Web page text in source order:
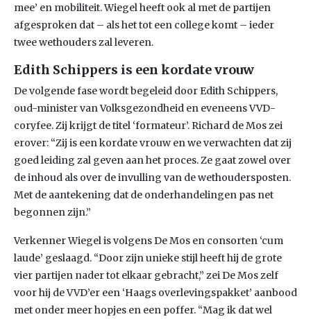
mee’ en mobiliteit. Wiegel heeft ook al met de partijen
afgesproken dat – als het tot een college komt – ieder
twee wethouders zal leveren.
Edith Schippers is een kordate vrouw
De volgende fase wordt begeleid door Edith Schippers,
oud-minister van Volksgezondheid en eveneens VVD-
coryfee. Zij krijgt de titel ‘formateur’. Richard de Mos zei
erover: “Zij is een kordate vrouw en we verwachten dat zij
goed leiding zal geven aan het proces. Ze gaat zowel over
de inhoud als over de invulling van de wethoudersposten.
Met de aantekening dat de onderhandelingen pas net
begonnen zijn.”
Verkenner Wiegel is volgens De Mos en consorten ‘cum
laude’ geslaagd. “Door zijn unieke stijl heeft hij de grote
vier partijen nader tot elkaar gebracht,” zei De Mos zelf
voor hij de VVD’er een ‘Haags overlevingspakket’ aanbood
met onder meer hopjes en een poffer. “Mag ik dat wel